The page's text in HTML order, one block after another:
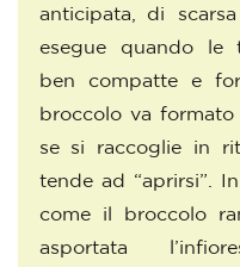
anticipata, di
esegue quando le
ben compatte e
broccolo va
se si raccoglie in
tende ad “aprirsi”.
come il broccolo
asportata